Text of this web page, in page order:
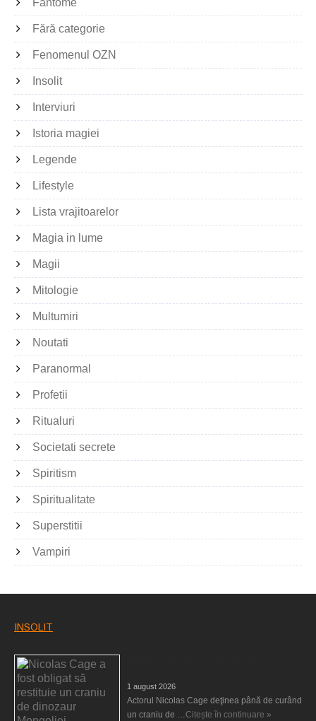
Fantome
Fără categorie
Fenomenul OZN
Insolit
Interviuri
Istoria magiei
Legende
Lifestyle
Lista vrajitoarelor
Magia in lume
Magii
Mitologie
Multumiri
Noutati
Paranormal
Profetii
Ritualuri
Societati secrete
Spiritism
Spiritualitate
Superstitii
Vampiri
INSOLIT
1 august 2026
Actorul Nicolas Cage deţinea până de curând
un craniu de …Citește în continuare »